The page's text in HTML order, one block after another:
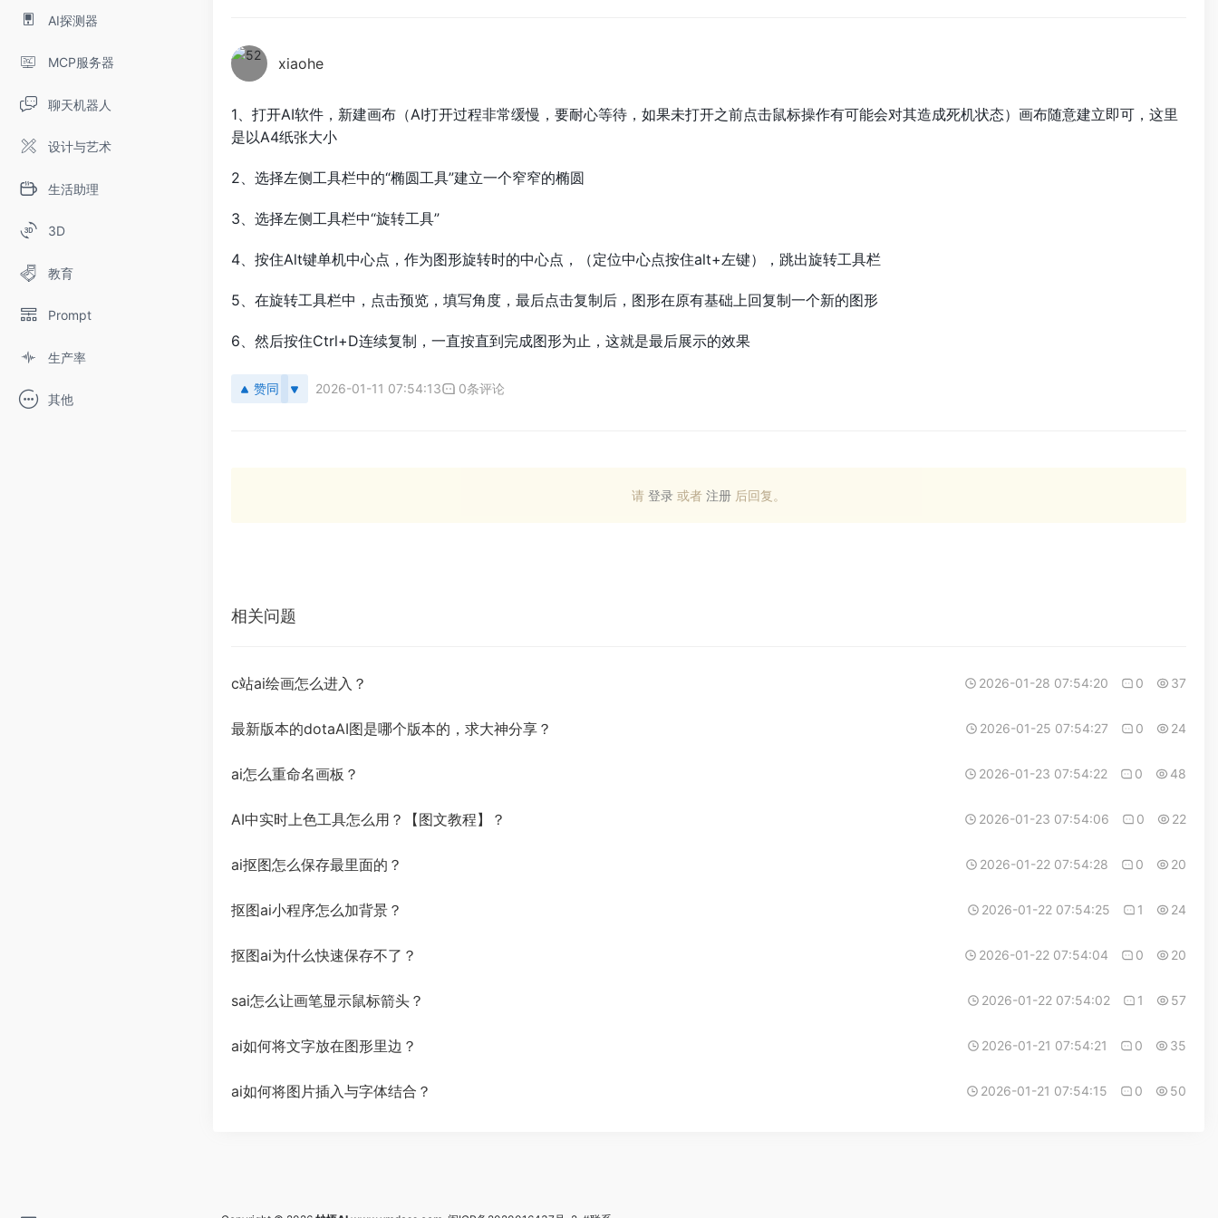
AI探测器
MCP服务器
聊天机器人
设计与艺术
生活助理
3D
教育
Prompt
生产率
其他
xiaohe
1、打开AI软件，新建画布（AI打开过程非常缓慢，要耐心等待，如果未打开之前点击鼠标操作有可能会对其造成死机状态）画布随意建立即可，这里
是以A4纸张大小
2、选择左侧工具栏中的“椭圆工具”建立一个窄窄的椭圆
3、选择左侧工具栏中“旋转工具”
4、按住Alt键单机中心点，作为图形旋转时的中心点，（定位中心点按住alt+左键），跳出旋转工具栏
5、在旋转工具栏中，点击预览，填写角度，最后点击复制后，图形在原有基础上回复制一个新的图形
6、然后按住Ctrl+D连续复制，一直按直到完成图形为止，这就是最后展示的效果
赞同 2026-01-11 07:54:13 0条评论
请 登录 或者 注册 后回复。
相关问题
c站ai绘画怎么进入？ 2026-01-28 07:54:20 0 37
最新版本的dotaAI图是哪个版本的，求大神分享？ 2026-01-25 07:54:27 0 24
ai怎么重命名画板？ 2026-01-23 07:54:22 0 48
AI中实时上色工具怎么用？【图文教程】？ 2026-01-23 07:54:06 0 22
ai抠图怎么保存最里面的？ 2026-01-22 07:54:28 0 20
抠图ai小程序怎么加背景？ 2026-01-22 07:54:25 1 24
抠图ai为什么快速保存不了？ 2026-01-22 07:54:04 0 20
sai怎么让画笔显示鼠标箭头？ 2026-01-22 07:54:02 1 57
ai如何将文字放在图形里边？ 2026-01-21 07:54:21 0 35
ai如何将图片插入与字体结合？ 2026-01-21 07:54:15 0 50